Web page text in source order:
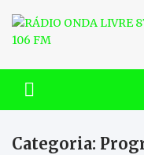
content
RÁDIO
FM
Categoria: